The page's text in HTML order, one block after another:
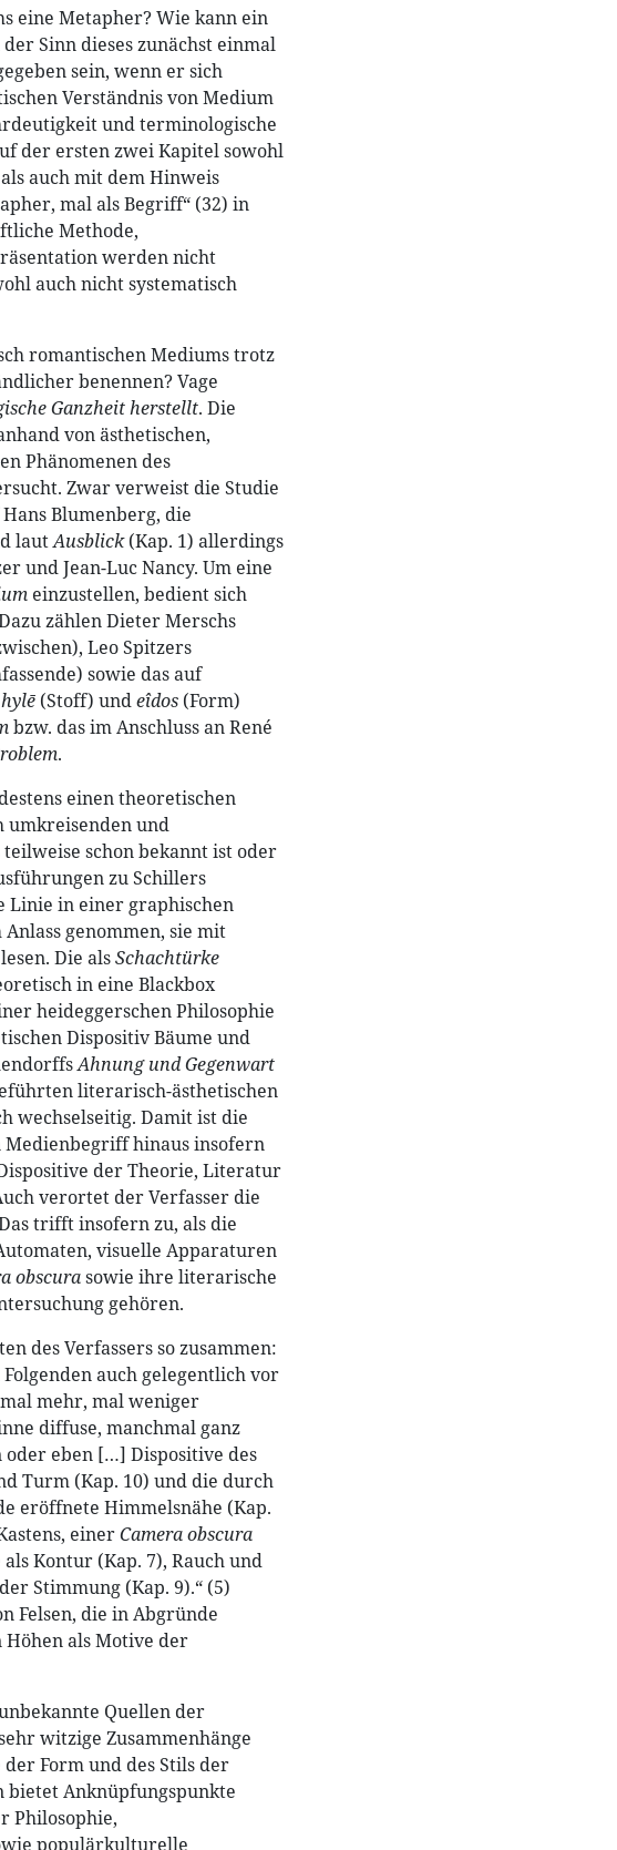
eine Metapher? Wie kann ein
Sinn dieses zunächst einmal
sein, wenn er sich
Verständnis von Medium
und terminologische
der ersten zwei Kapitel sowohl
auch mit dem Hinweis
mal als Begriff“ (32) in
Methode,
werden nicht
auch nicht systematisch
romantischen Mediums trotz
benennen? Vage
Ganzheit herstellt. Die
von ästhetischen,
Phänomenen des
Zwar verweist die Studie
Blumenberg, die
lautAusblick(Kap. 1) allerdings
und Jean-Luc Nancy. Um eine
einzustellen, bedient sich
zählen Dieter Merschs
Leo Spitzers
sowie das auf
hylē (Stoff) undeîdos (Form)
bzw. das im Anschluss an René
.
einen theoretischen
umkreisenden und
schon bekannt ist oder
zu Schillers
Linie in einer graphischen
genommen, sie mit
Die alsSchachtürke
in eine Blackbox
heideggerschen Philosophie
Dispositiv Bäume und
Ahnung und Gegenwart
literarisch-ästhetischen
wechselseitig. Damit ist die
hinaus insofern
der Theorie, Literatur
verortet der Verfasser die
trifft insofern zu, als die
visuelle Apparaturen
obscurasowie ihre literarische
gehören.
des Verfassers so zusammen:
auch gelegentlich vor
mehr, mal weniger
diffuse, manchmal ganz
eben […] Dispositive des
Turm (Kap. 10) und die durch
eröffnete Himmelsnähe (Kap.
einerCamera obscura
Kontur (Kap. 7), Rauch und
Stimmung (Kap. 9).“ (5)
Felsen, die in Abgründe
als Motive der
Quellen der
witzige Zusammenhänge
Form und des Stils der
bietet Anknüpfungspunkte
Philosophie,
populärkulturelle